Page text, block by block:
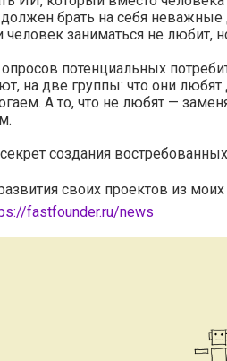
брать на себя
заниматься не любит,
потенциальных
на две группы: что они любят
А то, что не любят —
создания
своих проектов из
fastfounder.ru/news